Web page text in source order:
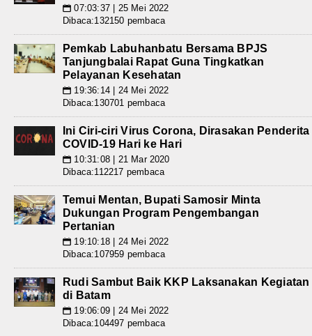
📅 07:03:37 | 25 Mei 2022
Dibaca:132150 pembaca
Pemkab Labuhanbatu Bersama BPJS
Tanjungbalai Rapat Guna Tingkatkan
Pelayanan Kesehatan
📅 19:36:14 | 24 Mei 2022
Dibaca:130701 pembaca
Ini Ciri-ciri Virus Corona, Dirasakan Penderita
COVID-19 Hari ke Hari
📅 10:31:08 | 21 Mar 2020
Dibaca:112217 pembaca
Temui Mentan, Bupati Samosir Minta
Dukungan Program Pengembangan
Pertanian
📅 19:10:18 | 24 Mei 2022
Dibaca:107959 pembaca
Rudi Sambut Baik KKP Laksanakan Kegiatan
di Batam
📅 19:06:09 | 24 Mei 2022
Dibaca:104497 pembaca